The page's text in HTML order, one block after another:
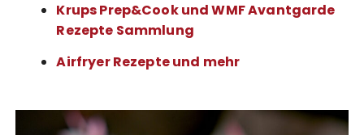
Krups Prep&Cook und WMF Avantgarde
Rezepte Sammlung
Airfryer Rezepte und mehr